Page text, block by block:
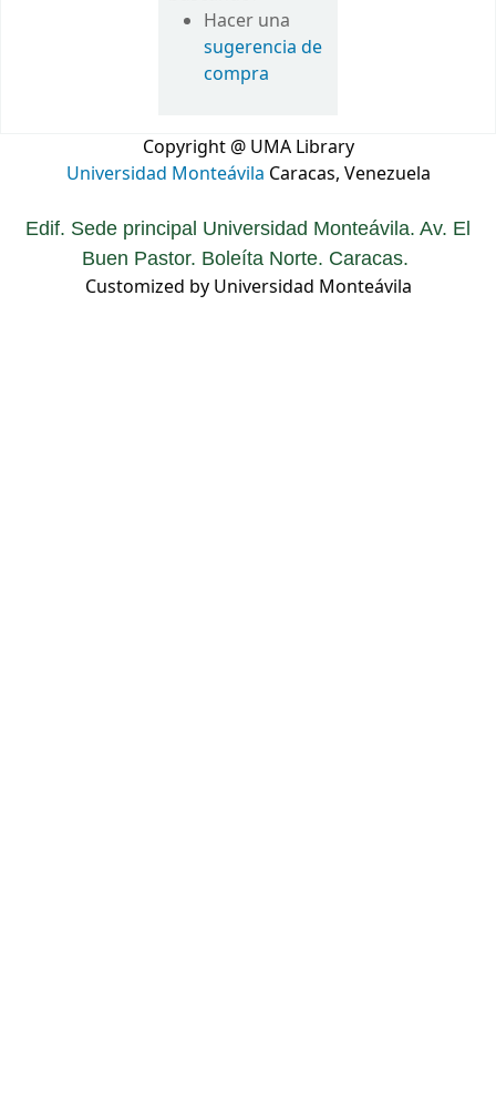
Hacer una
sugerencia de
compra
Copyright @ UMA Library
Universidad Monteávila Caracas, Venezuela
Edif. Sede principal Universidad Monteávila. Av. El
Buen Pastor. Boleíta Norte. Caracas.
Customized by Universidad Monteávila